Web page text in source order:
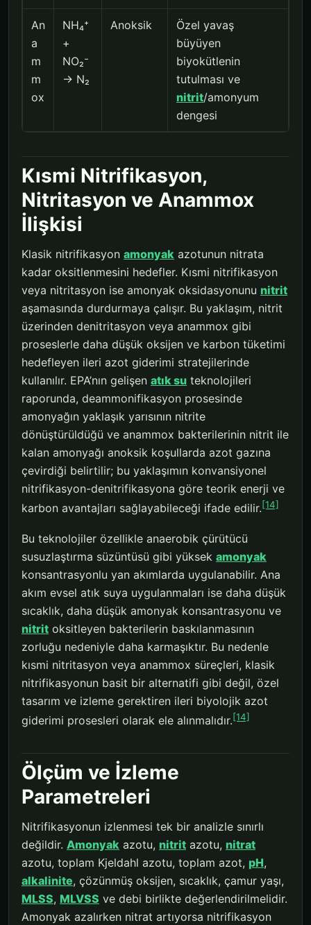
An
a
m
m
ox
NH₄⁺
+
NO₂⁻
→ N₂
Anoksik
Özel yavaş
büyüyen
biyokütlenin
tutulması ve
nitrit/amonyum
dengesi
Kısmi Nitrifikasyon,
Nitritasyon ve Anammox
İlişkisi
Klasik nitrifikasyon amonyak azotunun nitrata
kadar oksitlenmesini hedefler. Kısmi nitrifikasyon
veya nitritasyon ise amonyak oksidasyonunu nitrit
aşamasında durdurmaya çalışır. Bu yaklaşım, nitrit
üzerinden denitritasyon veya anammox gibi
proseslerle daha düşük oksijen ve karbon tüketimi
hedefleyen ileri azot giderimi stratejilerinde
kullanılır. EPA’nın gelişen atık su teknolojileri
raporunda, deammonifikasyon prosesinde
amonyağın yaklaşık yarısının nitrite
dönüştürüldüğü ve anammox bakterilerinin nitrit ile
kalan amonyağı anoksik koşullarda azot gazına
çevirdiği belirtilir; bu yaklaşımın konvansiyonel
nitrifikasyon-denitrifikasyona göre teorik enerji ve
karbon avantajları sağlayabileceği ifade edilir.[14]
Bu teknolojiler özellikle anaerobik çürütücü
susuzlaştırma süzüntüsü gibi yüksek amonyak
konsantrasyonlu yan akımlarda uygulanabilir. Ana
akım evsel atık suya uygulanmaları ise daha düşük
sıcaklık, daha düşük amonyak konsantrasyonu ve
nitrit oksitleyen bakterilerin baskılanmasının
zorluğu nedeniyle daha karmaşıktır. Bu nedenle
kısmi nitritasyon veya anammox süreçleri, klasik
nitrifikasyonun basit bir alternatifi gibi değil, özel
tasarım ve izleme gerektiren ileri biyolojik azot
giderimi prosesleri olarak ele alınmalıdır.[14]
Ölçüm ve İzleme
Parametreleri
Nitrifikasyonun izlenmesi tek bir analizle sınırlı
değildir. Amonyak azotu, nitrit azotu, nitrat
azotu, toplam Kjeldahl azotu, toplam azot, pH,
alkalinite, çözünmüş oksijen, sıcaklık, çamur yaşı,
MLSS, MLVSS ve debi birlikte değerlendirilmelidir.
Amonyak azalırken nitrat artıyorsa nitrifikasyon